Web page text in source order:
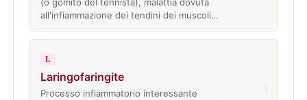
all'infiammazione dei tendini dei muscoli…
L
Laringofaringite
Processo infiammatorio interessante